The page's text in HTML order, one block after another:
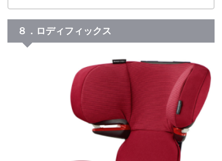
８．ロディフィックス